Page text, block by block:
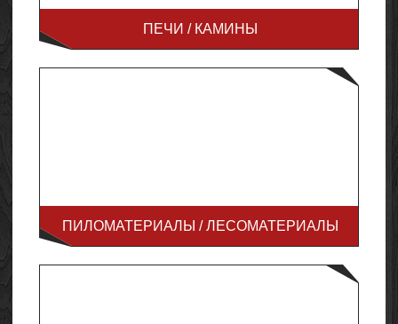
ПЕЧИ / КАМИНЫ
ПИЛОМАТЕРИАЛЫ / ЛЕСОМАТЕРИАЛЫ